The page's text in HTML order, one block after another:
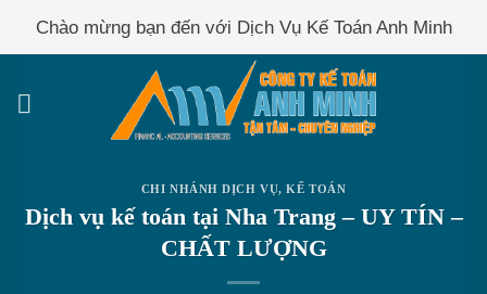
Chào mừng bạn đến với Dịch Vụ Kế Toán Anh Minh
CHI NHÁNH DỊCH VỤ,KẾ TOÁN
Dịch vụ kế toán tại Nha Trang – UY TÍN –
CHẤT LƯỢNG